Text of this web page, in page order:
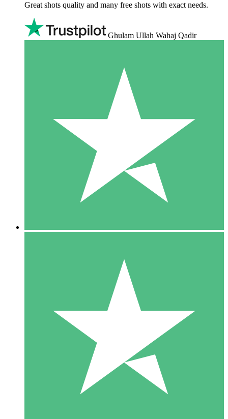
Great shots quality and many free shots with exact needs.
Ghulam Ullah Wahaj Qadir